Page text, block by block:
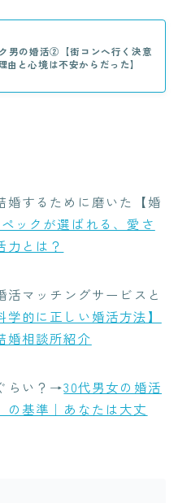
男の婚活②【街コンへ行く決意
由と心境は不安からだった】
婚するために磨いた【婚
ペックが選ばれる、愛さ
力とは？
活マッチングサービスと
的に正しい婚活方法】
婚相談所紹介
らい？→30代男女の婚活
の基準｜あなたは大丈